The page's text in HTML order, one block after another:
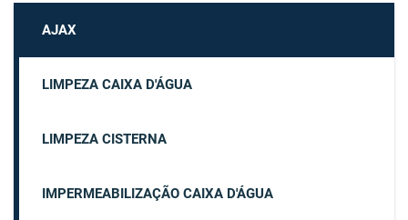
AJAX
LIMPEZA CAIXA D'ÁGUA
LIMPEZA CISTERNA
IMPERMEABILIZAÇÃO CAIXA D'ÁGUA